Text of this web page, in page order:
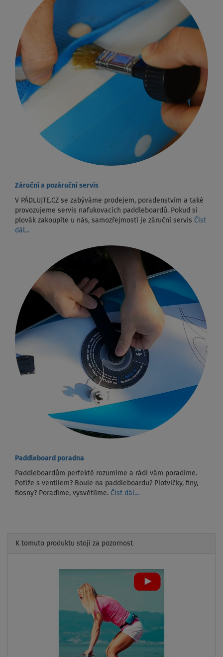
Záruční a pozáruční servis
V PÁDLUJTE.CZ se zabýváme prodejem, poradenstvím a také
provozujeme servis nafukovacích paddleboardů. Pokud si
plovák zakoupíte u nás, samozřejmostí je záruční servis Číst
dál...
Paddleboard poradna
Paddleboardům perfektě rozumíme a rádi vám poradíme.
Potíže s ventilem? Boule na paddleboardu? Plotvičky, finy,
flosny? Poradíme, vysvětlíme. Číst dál...
K tomuto produktu stojí za pozornost